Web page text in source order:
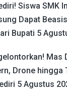
Siswa SMK
Dapat
Bupati 5
Mas
Drone hingga
5 Agustus